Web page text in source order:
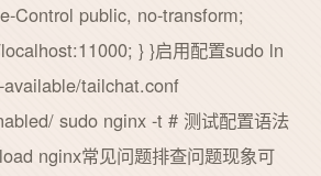
Control public, no-transform;
} }启用配置sudo ln
tailchat.conf
sudo nginx -t # 测试配置语法
nginx常见问题排查问题现象可